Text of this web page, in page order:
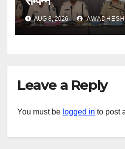
AUG 8, 2026
Leave a Reply
You must be logged in to post